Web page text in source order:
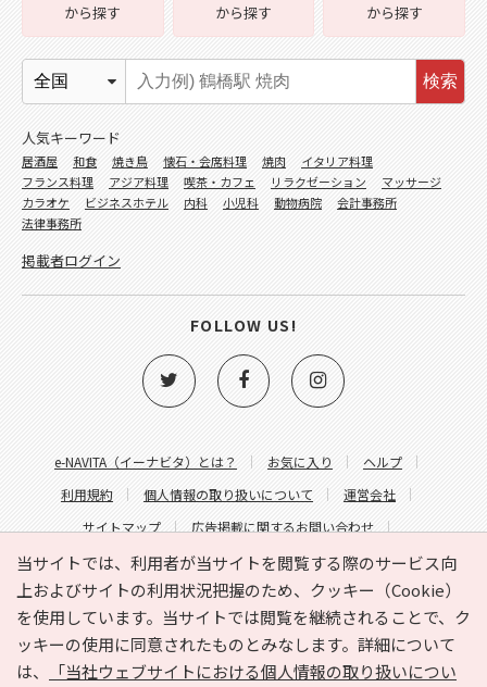
当サイトでは、利用者が当サイトを閲覧する際のサービス向
上およびサイトの利用状況把握のため、クッキー（Cookie）
を使用しています。当サイトでは閲覧を継続されることで、ク
ッキーの使用に同意されたものとみなします。詳細について
は、
「当社ウェブサイトにおける個人情報の取り扱いについ
e-NAVITA（イーナビタ）とは？ お気に入り
ヘルプ
利用規約
個人情報の取り扱いについて
運営会社
サイトマップ
広告掲載に関するお問い合わせ
サイトの内容に関するお問い合わせ
から探す
から探す
から探す
検索
人気キーワード
居酒屋 和食 焼き鳥 懐石・会席料理 焼肉
イタリア料理
フランス料理
アジア料理 喫茶・カフェ リラクゼーション
マッサージ
カラオケ
ビジネスホテル 内科 小児科 動物病院
会計事務所
法律事務所
掲載者ログイン
FOLLOW US!